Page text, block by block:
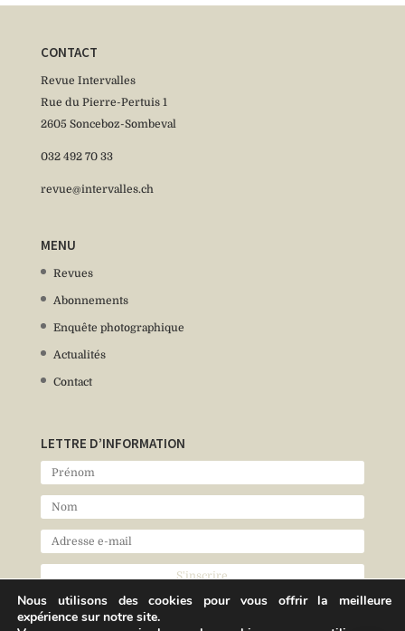
CONTACT
Revue Intervalles
Rue du Pierre-Pertuis 1
2605 Sonceboz-Sombeval
032 492 70 33
revue@intervalles.ch
MENU
Revues
Abonnements
Enquête photographique
Actualités
Contact
LETTRE D’INFORMATION
Nous utilisons des cookies pour vous offrir la meilleure
expérience sur notre site.